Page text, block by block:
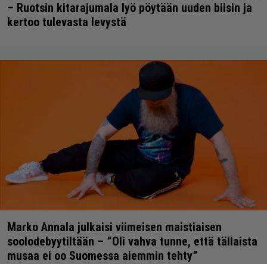
– Ruotsin kitarajumala lyö pöytään uuden biisin ja
kertoo tulevasta levystä
Marko Annala julkaisi viimeisen maistiaisen
soolodebyytiltään – ”Oli vahva tunne, että tällaista
musaa ei oo Suomessa aiemmin tehty”